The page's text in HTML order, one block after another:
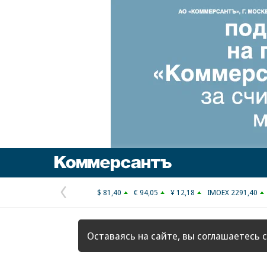
Предыдущая
страница
$ 81,40 € 94,05 ¥ 12,18 IMOEX 2291,40
Оставаясь на сайте, вы соглашаетесь с